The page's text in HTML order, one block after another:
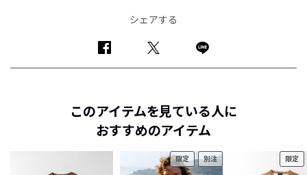
シェアする
このアイテムを見ている人に
おすすめのアイテム
限定 別注 限定